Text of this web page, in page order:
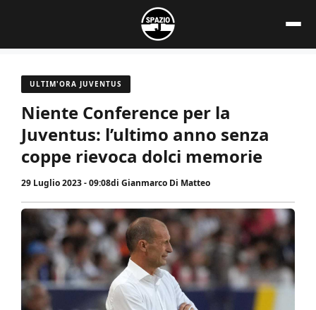
contenuto
ULTIM'ORA JUVENTUS
Niente Conference per la
Juventus: l’ultimo anno senza
coppe rievoca dolci memorie
29 Luglio 2023 - 09:08di Gianmarco Di Matteo